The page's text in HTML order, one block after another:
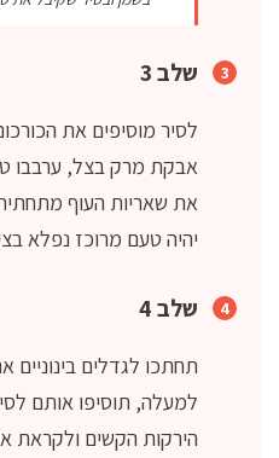
שלב 3
לסיר מוסיפים את
אבקת מרק בצל, ערבבו
את שאריות העוף
יהיה טעם מרוכז נפלא
שלב 4
תחתכו לגדלים בינוניים
למעלה, תוסיפו אותם
הירקות הקשים ולקראת